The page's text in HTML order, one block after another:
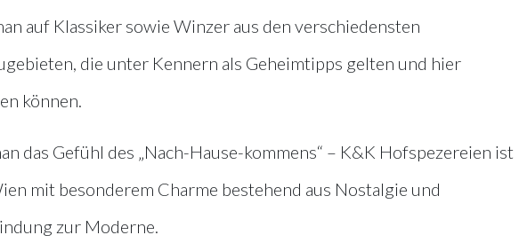
auf Klassiker sowie Winzer aus den verschiedensten
die unter Kennern als Geheimtipps gelten und hier
können.
das Gefühl des „Nach-Hause-kommens“ – K&K Hofspezereien ist
mit besonderem Charme bestehend aus Nostalgie und
zur Moderne.